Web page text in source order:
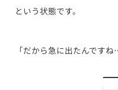
という状態です。
「だから急に出たんですね